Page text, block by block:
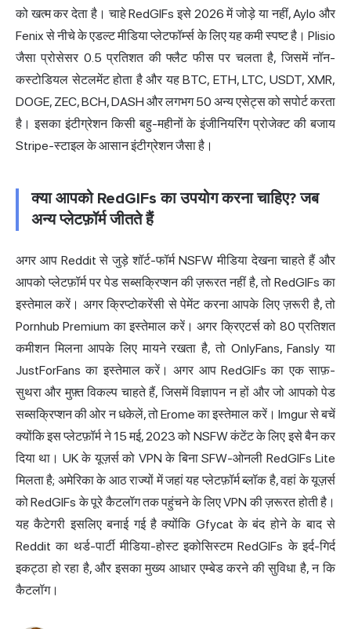
को खत्म कर देता है। चाहे RedGIFs इसे 2026 में जोड़े या नहीं, Aylo और
Fenix से नीचे के एडल्ट मीडिया प्लेटफॉर्म्स के लिए यह कमी स्पष्ट है। Plisio
जैसा प्रोसेसर 0.5 प्रतिशत की फ्लैट फीस पर चलता है, जिसमें नॉन-
कस्टोडियल सेटलमेंट होता है और यह BTC, ETH, LTC, USDT, XMR,
DOGE, ZEC, BCH, DASH और लगभग 50 अन्य एसेट्स को सपोर्ट करता
है। इसका इंटीग्रेशन किसी बहु-महीनों के इंजीनियरिंग प्रोजेक्ट की बजाय
Stripe-स्टाइल के आसान इंटीग्रेशन जैसा है।
क्या आपको RedGIFs का उपयोग करना चाहिए? जब
अन्य प्लेटफ़ॉर्म जीतते हैं
अगर आप Reddit से जुड़े शॉर्ट-फॉर्म NSFW मीडिया देखना चाहते हैं और
आपको प्लेटफ़ॉर्म पर पेड सब्सक्रिप्शन की ज़रूरत नहीं है, तो RedGIFs का
इस्तेमाल करें। अगर क्रिप्टोकरेंसी से पेमेंट करना आपके लिए ज़रूरी है, तो
Pornhub Premium का इस्तेमाल करें। अगर क्रिएटर्स को 80 प्रतिशत
कमीशन मिलना आपके लिए मायने रखता है, तो OnlyFans, Fansly या
JustForFans का इस्तेमाल करें। अगर आप RedGIFs का एक साफ़-
सुथरा और मुफ़्त विकल्प चाहते हैं, जिसमें विज्ञापन न हों और जो आपको पेड
सब्सक्रिप्शन की ओर न धकेलें, तो Erome का इस्तेमाल करें। Imgur से बचें
क्योंकि इस प्लेटफ़ॉर्म ने 15 मई, 2023 को NSFW कंटेंट के लिए इसे बैन कर
दिया था। UK के यूज़र्स को VPN के बिना SFW-ओनली RedGIFs Lite
मिलता है; अमेरिका के आठ राज्यों में जहां यह प्लेटफ़ॉर्म ब्लॉक है, वहां के यूज़र्स
को RedGIFs के पूरे कैटलॉग तक पहुंचने के लिए VPN की ज़रूरत होती है।
यह कैटेगरी इसलिए बनाई गई है क्योंकि Gfycat के बंद होने के बाद से
Reddit का थर्ड-पार्टी मीडिया-होस्ट इकोसिस्टम RedGIFs के इर्द-गिर्द
इकट्ठा हो रहा है, और इसका मुख्य आधार एम्बेड करने की सुविधा है, न कि
कैटलॉग।